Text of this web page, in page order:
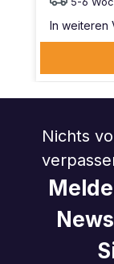
In weiteren
Nichts